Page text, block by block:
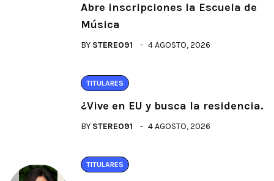
Abre inscripciones la Escuela de
Música
BY STEREO91 4 AGOSTO, 2026
TITULARES
¿Vive en EU y busca la residencia.
BY STEREO91 4 AGOSTO, 2026
TITULARES